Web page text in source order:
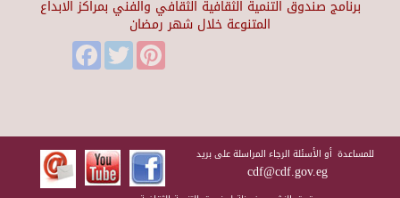
برنامج صندوق التنمية الثقافية الثقافي والفني بمراكز الابداع
المتنوعة خلال شهر رمضان
FacebookTwitter
للمساعدة أو الأسئلة الرجاء المراسلة على بريد
cdf@cdf.gov.eg